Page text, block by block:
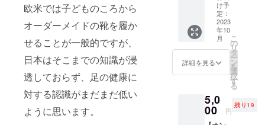
欧米では子どものころから
オーダーメイドの靴を履か
せることが一般的ですが、
日本はそこまでの知識が浸
透しておらず、足の健康に
対する認識がまだまだ低い
ように思います。
ら1年間
です。
気の予
防につ
ながり
ます。
※送料込
値段で
す。 ※
～3週間
です。
※有効期
勢がよ
くなる
・疲れ
にくい
偏平足
母趾な
どのお
いる方
にぜ
ひ！ 足
にどう
ぞ！ 足
に合わ
せたイ
ンソー
ルをい
れるこ
トがあ
りま
す。 ・
サンプ
ルに合
わせた
写真（5
点程
度）を
撮影し
ただき
ます。
による
整体を
受けら
れま
す。 理
学療法
士とし
て約10
を活か
した施
術を行
け予
定：
2023
年10
月
詳細を見る
こ
の
リ
タ
ー
ン
を
選
択
す
る
5,0
00 円
残り19